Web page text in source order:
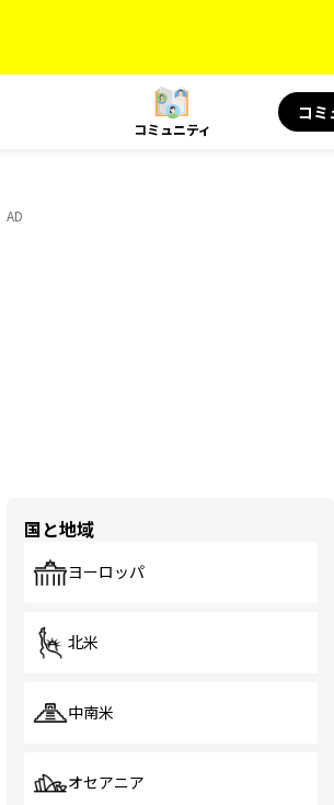
コミュニティ
コミ
AD
国と地域
ヨーロッパ
北米
中南米
オセアニア